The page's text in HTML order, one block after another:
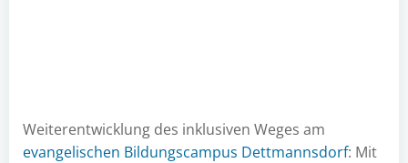
Weiterentwicklung des inklusiven Weges am
evangelischen Bildungscampus Dettmannsdorf: Mit